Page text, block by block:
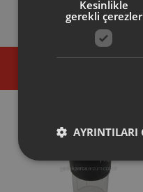
ekleyip, yedek
Kesinlikle
gerekli çerezler
AYRINTILARI